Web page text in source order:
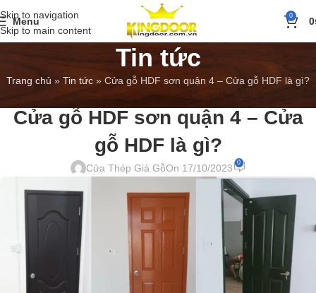
Skip to navigation
Skip to main content
Menu 0 0
Tin tức
Trang chủ » Tin tức » Cửa gỗ HDF sơn quận 4 – Cửa gỗ HDF là gì?
BÁO GIÁ,
Cửa gỗ HDF sơn quận 4 – Cửa
gỗ HDF là gì?
Cửa Thép Giả GỗOn 17/10/2023 0